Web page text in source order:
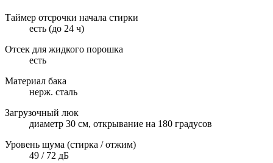
Таймер отсрочки начала стирки
есть (до 24 ч)
Отсек для жидкого порошка
есть
Материал бака
нерж. сталь
Загрузочный люк
диаметр 30 см, открывание на 180 градусов
Уровень шума (стирка / отжим)
49 / 72 дБ